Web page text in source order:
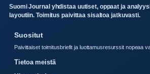
Suomi Journal yhdistaa uutiset, oppaat ja
layoutiin. Toimitus paivittaa sisaltoa jatkuvasti.
Suositut
Paivittaiset toimitusbriefit ja luottamusresurssit nopeaa
Tietoa meistä